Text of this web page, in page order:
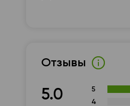
Отзывы
5.0 5
4